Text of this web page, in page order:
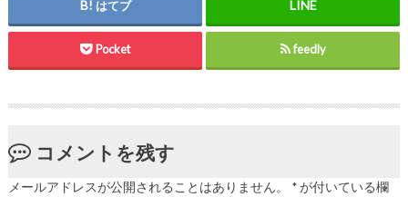
はてブ
Pocket feedly
コメントを残す
メールアドレスが公開されることはありません。 *が付いている欄